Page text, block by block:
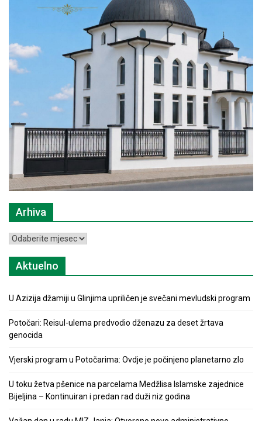
Arhiva
Arhiva
Aktuelno
U Azizija džamiji u Glinjima upriličen je svečani mevludski program
Potočari: Reisul-ulema predvodio dženazu za deset žrtava
genocida
Vjerski program u Potočarima: Ovdje je počinjeno planetarno zlo
U toku žetva pšenice na parcelama Medžlisa Islamske zajednice
Bijeljina – Kontinuiran i predan rad duži niz godina